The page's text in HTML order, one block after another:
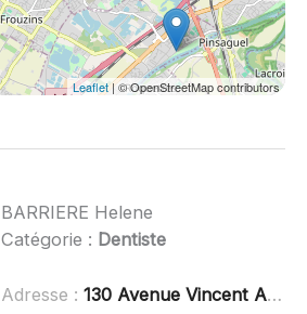
Leaflet| © OpenStreetMap contributors
BARRIERE Helene
Catégorie : Dentiste
Adresse : 130 Avenue Vincent Auriol, 31120 Roques